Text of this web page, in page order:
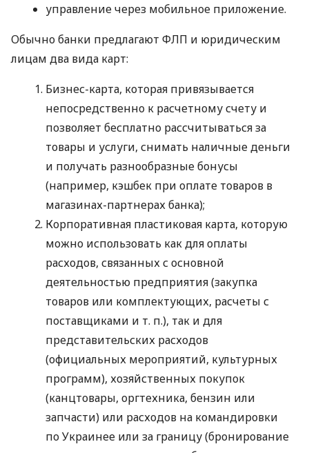
управление через мобильное приложение.
Обычно банки предлагают ФЛП и юридическим
лицам два вида карт:
Бизнес-карта, которая привязывается
непосредственно к расчетному счету и
позволяет бесплатно рассчитываться за
товары и услуги, снимать наличные деньги
и получать разнообразные бонусы
(например, кэшбек при оплате товаров в
магазинах-партнерах банка);
Корпоративная пластиковая карта, которую
можно использовать как для оплаты
расходов, связанных с основной
деятельностью предприятия (закупка
товаров или комплектующих, расчеты с
поставщиками и т. п.), так и для
представительских расходов
(официальных мероприятий, культурных
программ), хозяйственных покупок
(канцтовары, оргтехника, бензин или
запчасти) или расходов на командировки
по Украинее или за границу (бронирование